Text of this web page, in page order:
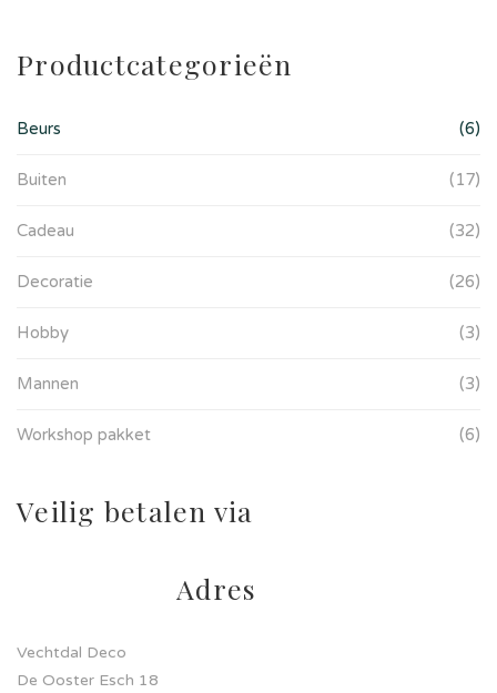
Productcategorieën
Beurs (6)
Buiten (17)
Cadeau (32)
Decoratie (26)
Hobby (3)
Mannen (3)
Workshop pakket (6)
Veilig betalen via
Adres
Vechtdal Deco
De Ooster Esch 18